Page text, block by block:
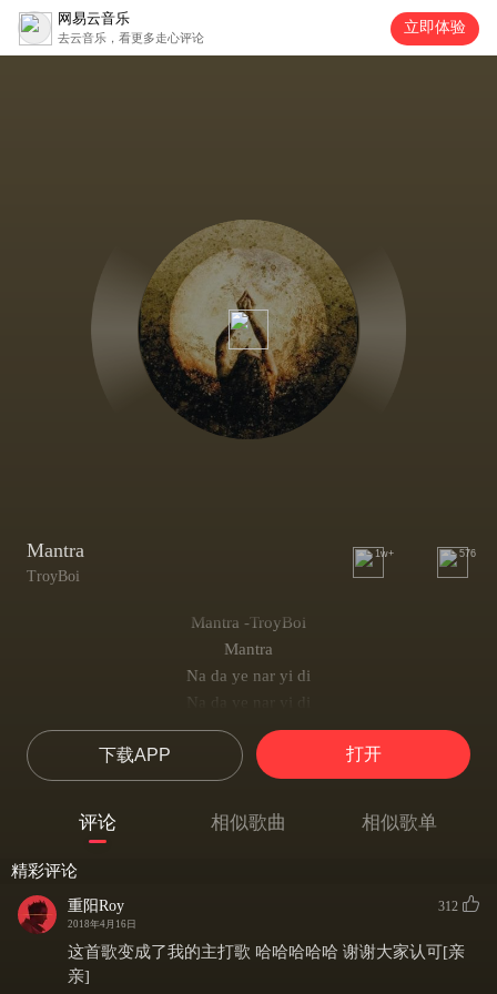
网易云音乐
去云音乐，看更多走心评论
立即体验
Mantra
TroyBoi
1w+ 576
Mantra -TroyBoi
Mantra
Na da ye nar yi di
Na da ye nar yi di
Na da ye nar yi di
Na da ye nar yi di
Mantra
Na da ye nar yi di
Mantra
下载APP 打开
评论 相似歌曲 相似歌单
精彩评论
重阳Roy
2018年4月16日
312
这首歌变成了我的主打歌 哈哈哈哈哈 谢谢大家认可[亲
亲]